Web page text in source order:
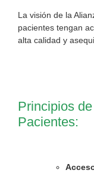
La visión de la
pacientes tengan
alta calidad y
Principios
Pacientes: